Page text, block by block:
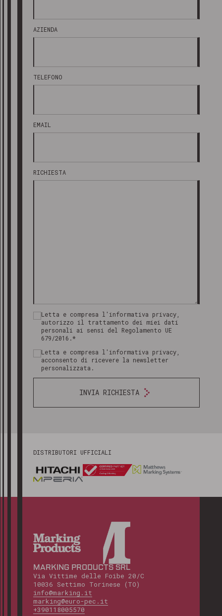
AZIENDA
TELEFONO
EMAIL
RICHIESTA
Letta e compresa l'informativa privacy,
autorizzo il trattamento dei miei dati
personali ai sensi del Regolamento UE
679/2016.*
Letta e compresa l'informativa privacy,
acconsento di ricevere la newsletter
personalizzata.
INVIA RICHIESTA
DISTRIBUTORI UFFICIALI
MARKING PRODUCTS SRL
Via Vittime delle Foibe 20/C
10036 Settimo Torinese (TO)
info@marking.it
marking@euro-pec.it
+390118005570